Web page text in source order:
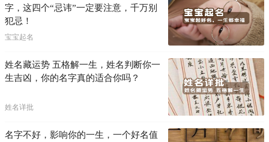
字，这四个“忌讳”一定要注意，千万别
犯忌！
宝宝起名
姓名藏运势 五格解一生，姓名判断你一
生吉凶，你的名字真的适合你吗？
姓名详批
名字不好，影响你的一生，一个好名值